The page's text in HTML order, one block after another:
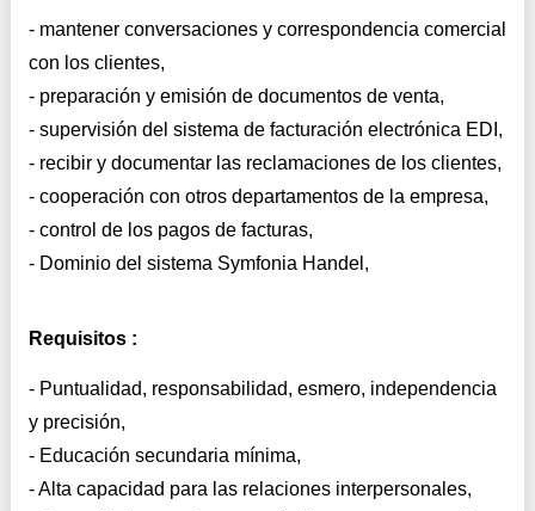
- mantener conversaciones y correspondencia comercial
con los clientes,
- preparación y emisión de documentos de venta,
- supervisión del sistema de facturación electrónica EDI,
- recibir y documentar las reclamaciones de los clientes,
- cooperación con otros departamentos de la empresa,
- control de los pagos de facturas,
- Dominio del sistema Symfonia Handel,
Requisitos :
- Puntualidad, responsabilidad, esmero, independencia
y precisión,
- Educación secundaria mínima,
- Alta capacidad para las relaciones interpersonales,